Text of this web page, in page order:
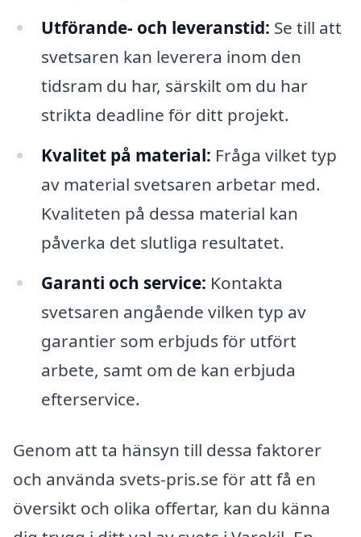
Utförande- och leveranstid: Se till att
svetsaren kan leverera inom den
tidsram du har, särskilt om du har
strikta deadline för ditt projekt.
Kvalitet på material: Fråga vilket typ
av material svetsaren arbetar med.
Kvaliteten på dessa material kan
påverka det slutliga resultatet.
Garanti och service: Kontakta
svetsaren angående vilken typ av
garantier som erbjuds för utfört
arbete, samt om de kan erbjuda
efterservice.
Genom att ta hänsyn till dessa faktorer
och använda svets-pris.se för att få en
översikt och olika offertar, kan du känna